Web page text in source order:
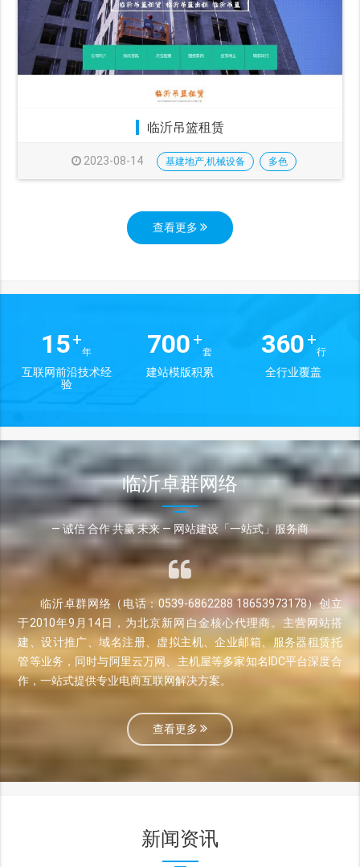
临沂吊篮租赁
2023-08-14 基建地产,机械设备 多色
查看更多
15+
年
互联网前沿技术经
验
700 +
套
建站模版积累
360 +
行
全行业覆盖
临沂卓群网络
— 诚信 合作 共赢 未来 — 网站建设「一站式」服务商
临沂卓群网络（电话：0539-6862288 18653973178）创立
于2010年9月14日，为北京新网白金核心代理商。主营网站搭
建、设计推广、域名注册、虚拟主机、企业邮箱、服务器租赁托
管等业务，同时与阿里云万网、主机屋等多家知名IDC平台深度合
作，一站式提供专业电商互联网解决方案。
查看更多
新闻资讯